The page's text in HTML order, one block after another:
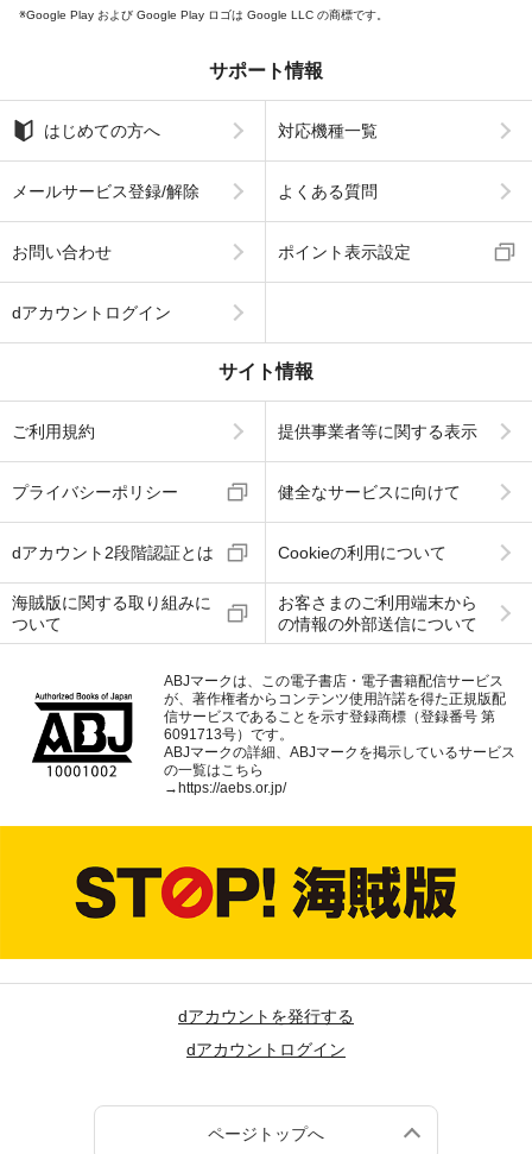
Google Play および Google Play ロゴは Google LLC の商標です。
サポート情報
はじめての方へ 対応機種一覧
メールサービス登録/解除 よくある質問
お問い合わせ ポイント表示設定
dアカウントログイン
サイト情報
ご利用規約 提供事業者等に関する表示
プライバシーポリシー 健全なサービスに向けて
dアカウント2段階認証とは Cookieの利用について
海賊版に関する取り組みに
ついて
お客さまのご利用端末から
の情報の外部送信について
ABJマークは、この電子書店・電子書籍配信サービス
が、著作権者からコンテンツ使用許諾を得た正規版配
信サービスであることを示す登録商標（登録番号 第
6091713号）です。
ABJマークの詳細、ABJマークを掲示しているサービス
の一覧はこちら
→https://aebs.or.jp/
dアカウントを発行する
dアカウントログイン
ページトップへ